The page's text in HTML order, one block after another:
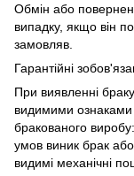
Обмін або
випадку, якщо він
замовляв.
Гарантійні
При виявленні
видимими ознаками
бракованого
умов виник брак
видимі механічні